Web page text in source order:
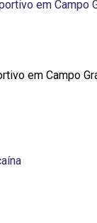
em Campo